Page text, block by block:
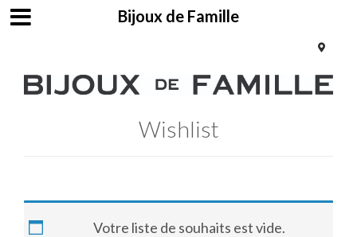
Wishlist
Votre liste de souhaits est vide.
Bijoux de Famille